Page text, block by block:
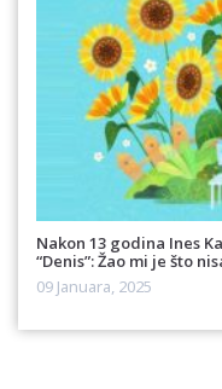
Nakon 13 godina Ines
“Denis”: Žao mi je što
09 Januara, 2025